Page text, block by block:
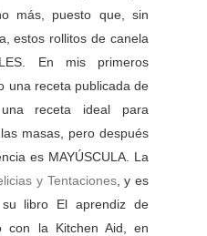
más, puesto que, sin
estos rollitos de canela
En mis primeros
una receta publicada de
receta ideal para
masas, pero después
es MAYÚSCULA. La
y Tentaciones, y es
libro El aprendiz de
con la Kitchen Aid, en